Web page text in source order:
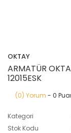
OKTAY
ARMATÜR
12015ESK
(0) Yorum - 0
Kategori
Stok Kodu